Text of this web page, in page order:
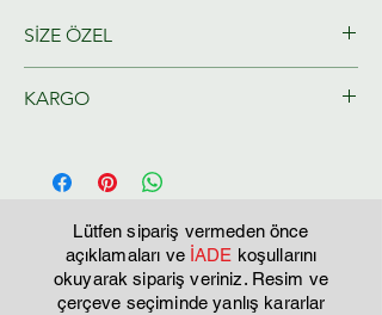
SİZE ÖZEL
olarak hazırlanacaktır.
KARGO
Lütfen sipariş vermeden önce
açıklamaları ve İADE koşullarını
okuyarak sipariş veriniz. Resim ve
çerçeve seçiminde yanlış kararlar